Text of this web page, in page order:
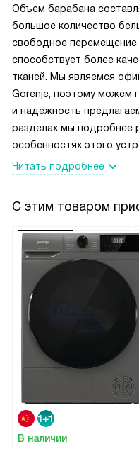
Объем барабана
большое количество
свободное перемещение
способствует более
тканей. Мы являемся
Gorenje, поэтому можем
и надежность
разделах мы подробнее
особенностях этого
Читать подробнее
С этим товаром
В наличии